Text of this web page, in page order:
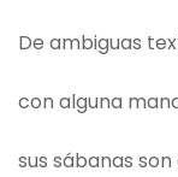
De ambiguas
con alguna
sus sábanas